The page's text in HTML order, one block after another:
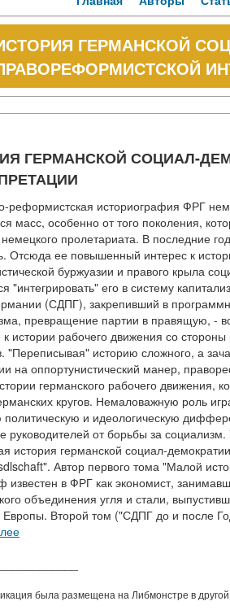
ГЕРМАНСКОЙ
ГЕРМАНСКОЙ СОЦИАЛ-
реформистская историография ФРГ
масс, особенно от того поколения,
пролетариата. В последние
Отсюда ее повышенный интерес к
буржуазии и правого крыла
"интегрировать" его в систему
(СДПГ), закрепивший в
превращение партии в правящую, -
истории рабочего движения со
"Переписывая" историю сложного, а
на оппортунистический манер,
германского рабочего движения,
кругов. Немаловажную роль
и идеологическую
руководителей от борьбы за
история германской социал-
Автор первого тома "Малой
известен в ФРГ как экономист,
объединения угля и стали,
Второй том ("СДПГ до и после
была размещена на Либмонстре в